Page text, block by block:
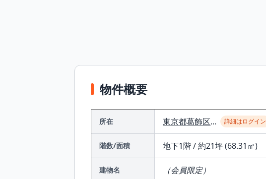
物件概要
所在 東京都葛飾区... 詳細はログイン
階数/面積 地下1階 / 約21坪 (68.31㎡)
建物名 （会員限定）